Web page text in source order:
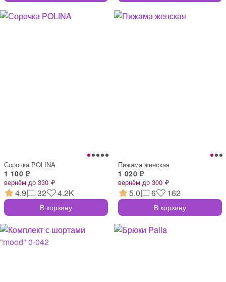
Сорочка POLINA
1 100 ₽
вернём до 330 ₽
4.9 32 4.2K
В корзину
Пижама женская
1 020 ₽
вернём до 300 ₽
5.0 6 162
В корзину